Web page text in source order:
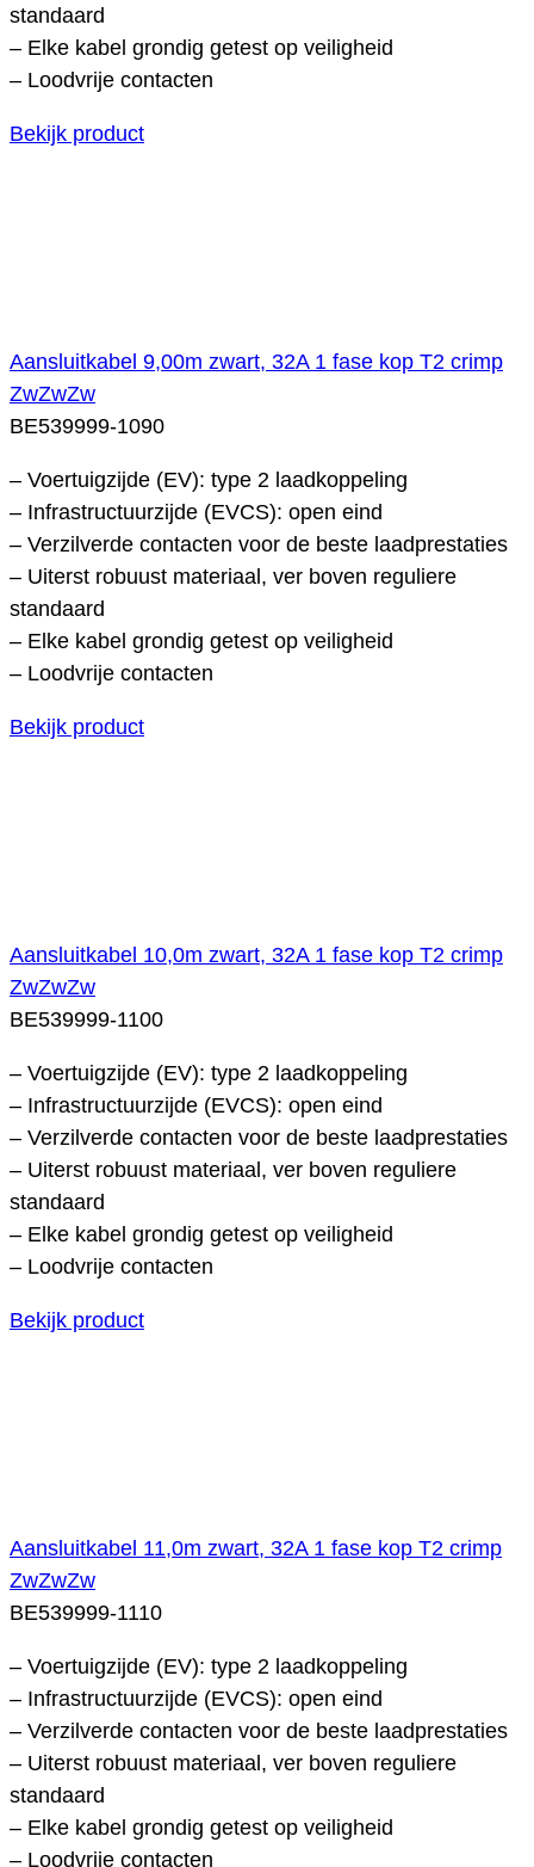
standaard
– Elke kabel grondig getest op veiligheid
– Loodvrije contacten
Bekijk product
Aansluitkabel 9,00m zwart, 32A 1 fase kop T2 crimp
ZwZwZw
BE539999-1090
– Voertuigzijde (EV): type 2 laadkoppeling
– Infrastructuurzijde (EVCS): open eind
– Verzilverde contacten voor de beste laadprestaties
– Uiterst robuust materiaal, ver boven reguliere
standaard
– Elke kabel grondig getest op veiligheid
– Loodvrije contacten
Bekijk product
Aansluitkabel 10,0m zwart, 32A 1 fase kop T2 crimp
ZwZwZw
BE539999-1100
– Voertuigzijde (EV): type 2 laadkoppeling
– Infrastructuurzijde (EVCS): open eind
– Verzilverde contacten voor de beste laadprestaties
– Uiterst robuust materiaal, ver boven reguliere
standaard
– Elke kabel grondig getest op veiligheid
– Loodvrije contacten
Bekijk product
Aansluitkabel 11,0m zwart, 32A 1 fase kop T2 crimp
ZwZwZw
BE539999-1110
– Voertuigzijde (EV): type 2 laadkoppeling
– Infrastructuurzijde (EVCS): open eind
– Verzilverde contacten voor de beste laadprestaties
– Uiterst robuust materiaal, ver boven reguliere
standaard
– Elke kabel grondig getest op veiligheid
– Loodvrije contacten